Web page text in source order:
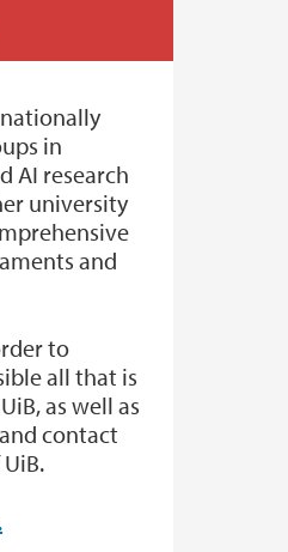
in
AI research
university
and
to
all that is
as well as
contact